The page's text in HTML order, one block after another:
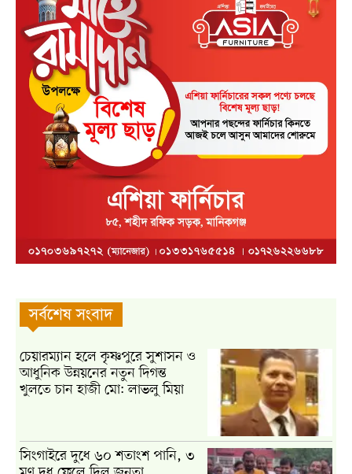
সর্বশেষ সংবাদ
চেয়ারম্যান হলে কৃষ্ণপুরে সুশাসন ও
আধুনিক উন্নয়নের নতুন দিগন্ত
খুলতে চান হাজী মো: লাভলু মিয়া
সিংগাইরে দুধে ৬০ শতাংশ পানি, ৩